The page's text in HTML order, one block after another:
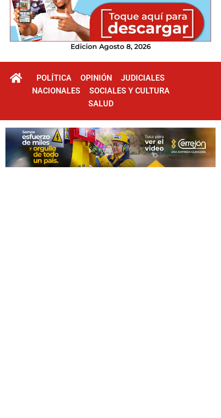
Edicion Agosto 8, 2026
POLÍTICA OPINIÓN
JUDICIALES
NACIONALES
SOCIALES Y CULTURA
SALUD